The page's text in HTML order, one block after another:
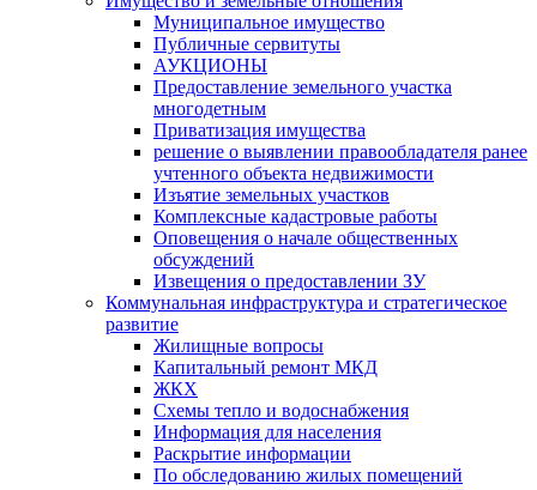
Муниципальное имущество
Публичные сервитуты
АУКЦИОНЫ
Предоставление земельного участка
многодетным
Приватизация имущества
решение о выявлении правообладателя ранее
учтенного объекта недвижимости
Изъятие земельных участков
Комплексные кадастровые работы
Оповещения о начале общественных
обсуждений
Извещения о предоставлении ЗУ
Коммунальная инфраструктура и стратегическое
развитие
Жилищные вопросы
Капитальный ремонт МКД
ЖКХ
Схемы тепло и водоснабжения
Информация для населения
Раскрытие информации
По обследованию жилых помещений